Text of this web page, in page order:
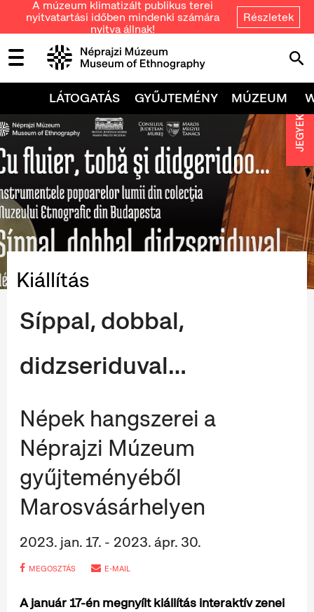
A múzeum klimatizált publikus terei
nyitvatartási időben mindenki számára
nyitva állnak!
Részletek
LÁTOGATÁS GYŰJTEMÉNY MÚZEUM
Kiállítás
Síppal, dobbal,
didzseriduval…
Népek hangszerei a
Néprajzi Múzeum
gyűjteményéből
Marosvásárhelyen
2023. jan. 17. - 2023. ápr. 30.
MEGOSZTÁS E-MAIL
A január 17-én megnyílt kiállítás interaktív zenei
JEGYEK